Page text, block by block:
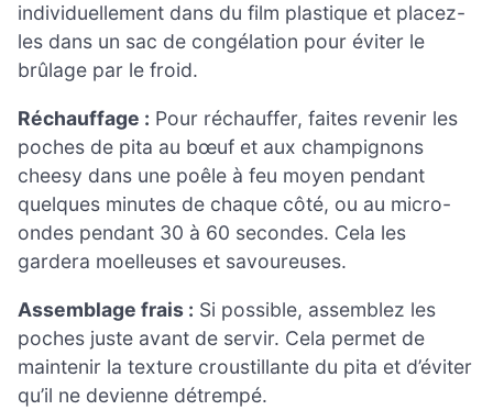
individuellement dans du film plastique et placez-
les dans un sac de congélation pour éviter le
brûlage par le froid.
Réchauffage : Pour réchauffer, faites revenir les
poches de pita au bœuf et aux champignons
cheesy dans une poêle à feu moyen pendant
quelques minutes de chaque côté, ou au micro-
ondes pendant 30 à 60 secondes. Cela les
gardera moelleuses et savoureuses.
Assemblage frais : Si possible, assemblez les
poches juste avant de servir. Cela permet de
maintenir la texture croustillante du pita et d’éviter
qu’il ne devienne détrempé.